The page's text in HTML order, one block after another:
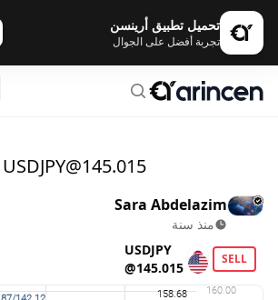
تحميل تطبيق أرينسن
تجربة أفضل على الجوال
USDJPY@145.015
Sara Abdelazim
منذ سنة
SELL
USDJPY
@145.015